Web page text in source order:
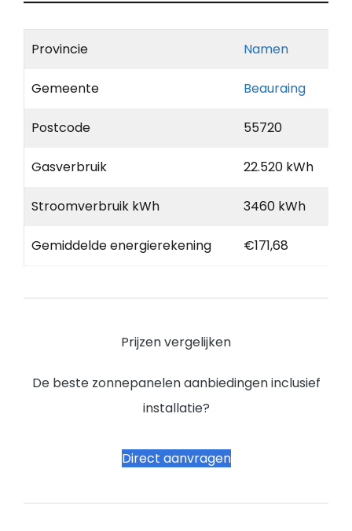
Provincie Namen
Gemeente Beauraing
Postcode 55720
Gasverbruik 22.520 kWh
Stroomverbruik kWh 3460 kWh
Gemiddelde energierekening €171,68
Prijzen vergelijken
De beste zonnepanelen aanbiedingen inclusief
installatie?
Direct aanvragen